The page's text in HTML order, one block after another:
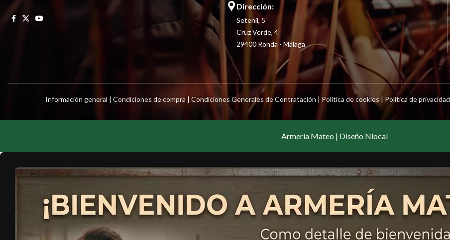
Dirección:
Setenil, 5
Cruz Verde, 4
29400 Ronda - Málaga
Información general | Condiciones de compra | Condiciones Generales de Contratación | Política de cookies | Política de privacidad
Armería Mateo | Diseño Nlocal